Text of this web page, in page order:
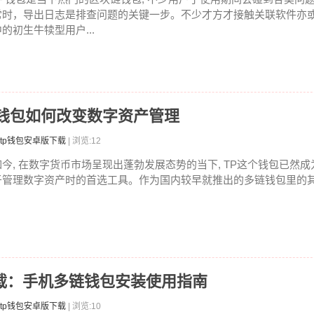
时，导出日志是排查问题的关键一步。不少才方才接触关联软件亦
的初生牛犊型用户...
包如何改变数字资产管理
钱包安卓版下载 | 浏览:12
今, 在数字货币市场呈现出蓬勃发展态势的当下, TP这个钱包已然
管理数字资产时的首选工具。作为国内较早就推出的多链钱包里的
手机多链钱包安装使用指南
钱包安卓版下载 | 浏览:10